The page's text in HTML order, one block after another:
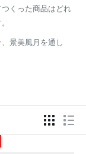
くった商品はどれ
景美風月を通し